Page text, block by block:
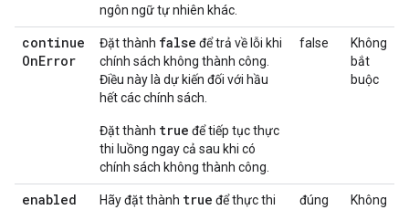
ngôn ngữ tự nhiên khác.
continue
OnError
Đặt thành false để trả về lỗi khi
chính sách không thành công.
Điều này là dự kiến đối với hầu
hết các chính sách.
Đặt thành true để tiếp tục thực
thi luồng ngay cả sau khi có
chính sách không thành công.
false
Không
bắt
buộc
enabled Hãy đặt thành true để thực thi
đúng
Không